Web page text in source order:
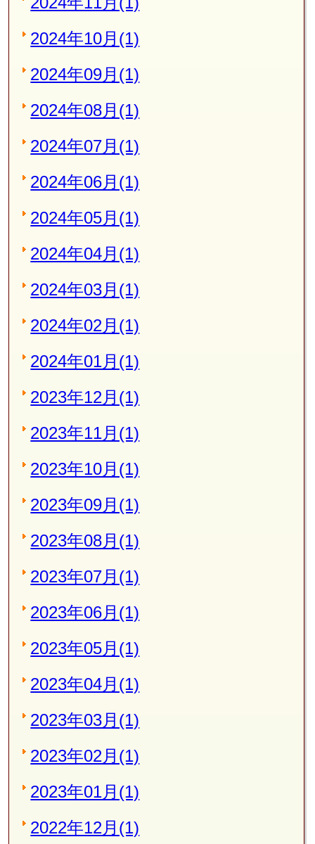
2024年10月(1)
2024年09月(1)
2024年08月(1)
2024年07月(1)
2024年06月(1)
2024年05月(1)
2024年04月(1)
2024年03月(1)
2024年02月(1)
2024年01月(1)
2023年12月(1)
2023年11月(1)
2023年10月(1)
2023年09月(1)
2023年08月(1)
2023年07月(1)
2023年06月(1)
2023年05月(1)
2023年04月(1)
2023年03月(1)
2023年02月(1)
2023年01月(1)
2022年12月(1)